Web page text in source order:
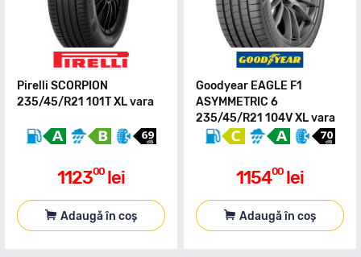
Pirelli SCORPION
235/45/R21 101T XL vara
112300 lei
Adaugă în coș
Goodyear EAGLE F1
ASYMMETRIC 6
235/45/R21 104V XL vara
115400 lei
Adaugă în coș